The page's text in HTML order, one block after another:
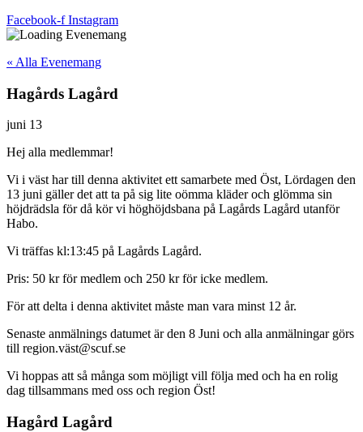
Facebook-f Instagram
« Alla Evenemang
Hagårds Lagård
juni 13
Hej alla medlemmar!
Vi i väst har till denna aktivitet ett samarbete med Öst, Lördagen den
13 juni gäller det att ta på sig lite oömma kläder och glömma sin
höjdrädsla för då kör vi höghöjdsbana på Lagårds Lagård utanför
Habo.
Vi träffas kl:13:45 på Lagårds Lagård.
Pris: 50 kr för medlem och 250 kr för icke medlem.
För att delta i denna aktivitet måste man vara minst 12 år.
Senaste anmälnings datumet är den 8 Juni och alla anmälningar görs
till region.väst@scuf.se
Vi hoppas att så många som möjligt vill följa med och ha en rolig
dag tillsammans med oss och region Öst!
Hagård Lagård